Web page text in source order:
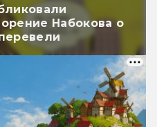
Набокова о